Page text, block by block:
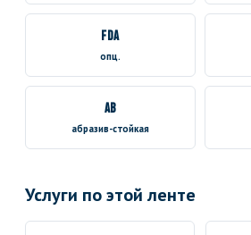
FDA
опц.
AB
абразив-стойкая
Услуги по этой ленте